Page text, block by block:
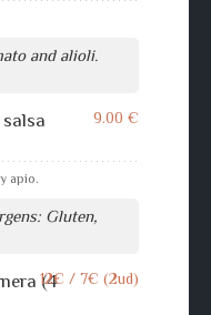
and alioli.
9.00 €
apio.
Gluten,
(4
12€ / 7€ (2ud)